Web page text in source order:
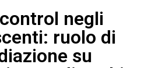
negli
ruolo di
su